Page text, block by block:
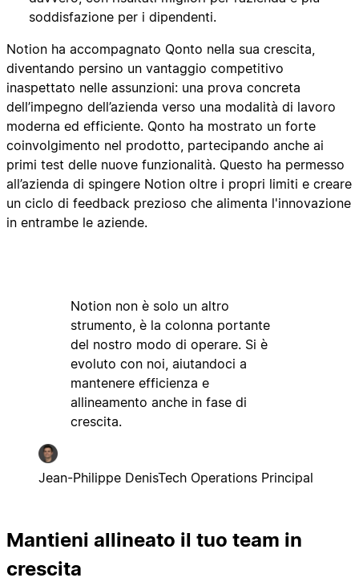
soddisfazione per i dipendenti.
Notion ha accompagnato Qonto nella sua crescita,
diventando persino un vantaggio competitivo
inaspettato nelle assunzioni: una prova concreta
dell’impegno dell’azienda verso una modalità di lavoro
moderna ed efficiente. Qonto ha mostrato un forte
coinvolgimento nel prodotto, partecipando anche ai
primi test delle nuove funzionalità. Questo ha permesso
all’azienda di spingere Notion oltre i propri limiti e creare
un ciclo di feedback prezioso che alimenta l'innovazione
in entrambe le aziende.
Notion non è solo un altro
strumento, è la colonna portante
del nostro modo di operare. Si è
evoluto con noi, aiutandoci a
mantenere efficienza e
allineamento anche in fase di
crescita.
Jean-Philippe DenisTech Operations Principal
Mantieni allineato il tuo team in
crescita